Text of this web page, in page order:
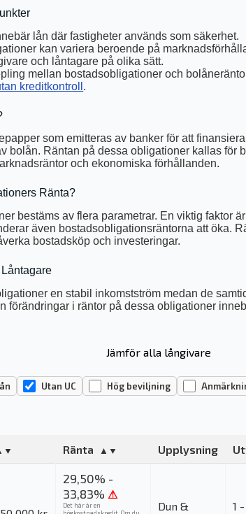
lån där fastigheter används som säkerhet.
kan variera beroende på
och låntagare på olika sätt.
mellan bostadsobligationer och
kreditkontroll .
som emitteras av banker för att
bolån. Räntan på dessa obligationer kallas för
och ekonomiska förhållanden.
Ränta?
bestäms av flera parametrar. En viktig faktor
även bostadsobligationsräntorna att öka.
bostadsköp och investeringar.
en stabil inkomstström medan de
förändringar i räntor på dessa obligationer
Jämför alla långivare
Utan UC Hög beviljning
Ränta Upplysning
29,50% -
33,83% ⚠
Det här är en
Dun &
1